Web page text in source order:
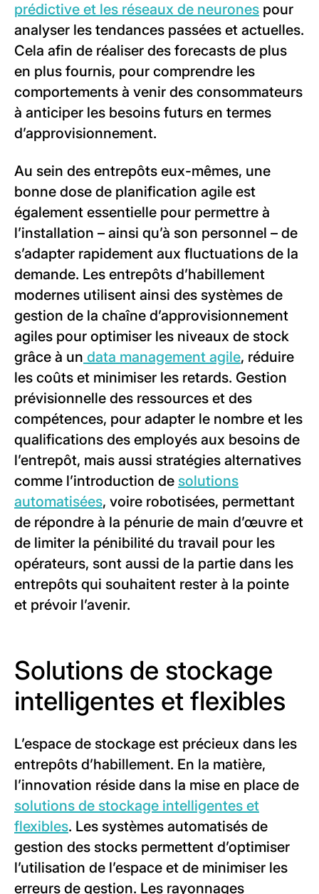
prédictive et les réseaux de neurones pour
analyser les tendances passées et actuelles.
Cela afin de réaliser des forecasts de plus
en plus fournis, pour comprendre les
comportements à venir des consommateurs
à anticiper les besoins futurs en termes
d’approvisionnement.
Au sein des entrepôts eux-mêmes, une
bonne dose de planification agile est
également essentielle pour permettre à
l’installation – ainsi qu’à son personnel – de
s’adapter rapidement aux fluctuations de la
demande. Les entrepôts d’habillement
modernes utilisent ainsi des systèmes de
gestion de la chaîne d’approvisionnement
agiles pour optimiser les niveaux de stock
grâce à un data management agile, réduire
les coûts et minimiser les retards. Gestion
prévisionnelle des ressources et des
compétences, pour adapter le nombre et les
qualifications des employés aux besoins de
l’entrepôt, mais aussi stratégies alternatives
comme l’introduction de solutions
automatisées, voire robotisées, permettant
de répondre à la pénurie de main d’œuvre et
de limiter la pénibilité du travail pour les
opérateurs, sont aussi de la partie dans les
entrepôts qui souhaitent rester à la pointe
et prévoir l’avenir.
Solutions de stockage
intelligentes et flexibles
L’espace de stockage est précieux dans les
entrepôts d’habillement. En la matière,
l’innovation réside dans la mise en place de
solutions de stockage intelligentes et
flexibles. Les systèmes automatisés de
gestion des stocks permettent d’optimiser
l’utilisation de l’espace et de minimiser les
erreurs de gestion. Les rayonnages